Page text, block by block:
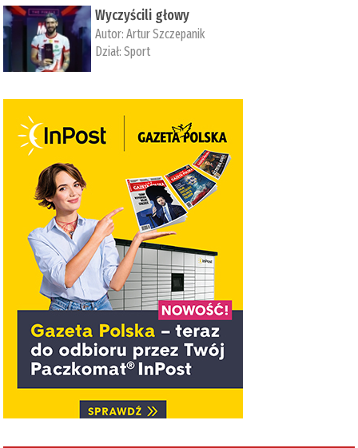
Wyczyścili głowy
Autor:Artur Szczepanik
Dział:Sport